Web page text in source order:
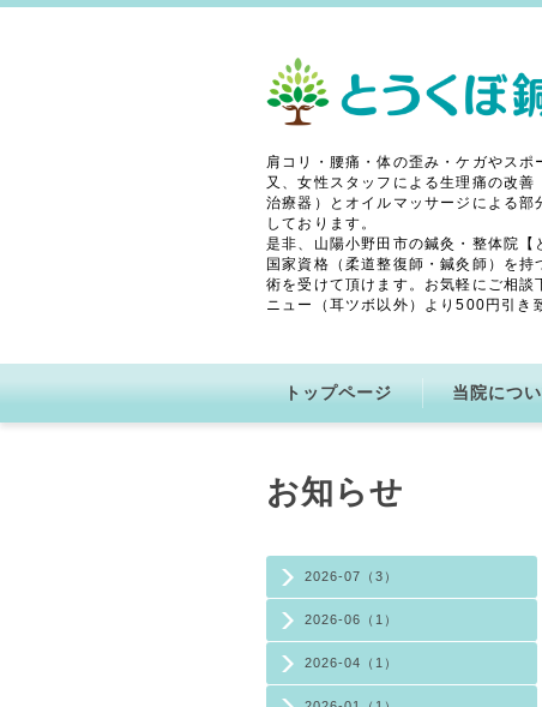
肩コリ・腰痛・体の歪み・ケガやスポ
又、女性スタッフによる生理痛の改
治療器）とオイルマッサージによる
しております。
是非、山陽小野田市の鍼灸・整体院【
国家資格（柔道整復師・鍼灸師）を
術を受けて頂けます。お気軽にご相
ニュー（耳ツボ以外）より500円引き
トップページ 当院につ
2026-07（3）
2026-06（1）
2026-04（1）
お知らせ